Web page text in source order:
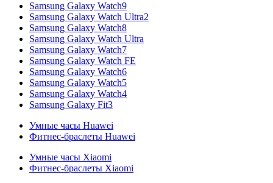
Samsung Galaxy Watch9
Samsung Galaxy Watch Ultra2
Samsung Galaxy Watch8
Samsung Galaxy Watch Ultra
Samsung Galaxy Watch7
Samsung Galaxy Watch FE
Samsung Galaxy Watch6
Samsung Galaxy Watch5
Samsung Galaxy Watch4
Samsung Galaxy Fit3
Умные часы Huawei
Фитнес-браслеты Huawei
Умные часы Xiaomi
Фитнес-браслеты Xiaomi